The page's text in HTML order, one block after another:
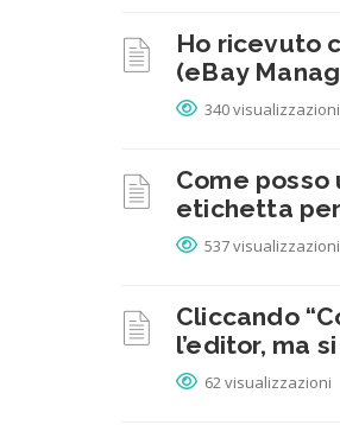
Ho ricevuto
(eBay
340 visualizzazioni
Come
etichetta
537 visualizzazioni
Cliccando
l’editor, ma
62 visualizzazioni